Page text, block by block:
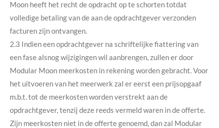
Moon heeft het recht de opdracht op te schorten totdat
volledige betaling van de aan de opdrachtgever verzonden
facturen zijn ontvangen.
2.3 Indien een opdrachtgever na schriftelijke fiattering van
een fase alsnog wijzigingen wil aanbrengen, zullen er door
Modular Moon meerkosten in rekening worden gebracht. Voor
het uitvoeren van het meerwerk zal er eerst een prijsopgaaf
m.b.t. tot de meerkosten worden verstrekt aan de
opdrachtgever, tenzij deze reeds vermeld waren in de offerte.
Zijn meerkosten niet in de offerte genoemd, dan zal Modular